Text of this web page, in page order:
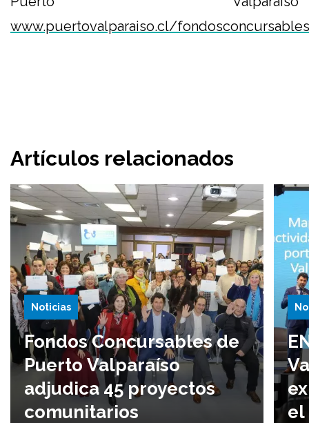
www.puertovalparaiso.cl/fondosconcursables
Artículos relacionados
Noticias
Fondos Concursables de
Puerto Valparaíso
adjudica 45 proyectos
comunitarios
el